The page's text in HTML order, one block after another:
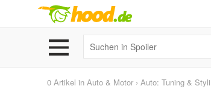
0 Artikel in Auto & Motor › Auto: Tuning &